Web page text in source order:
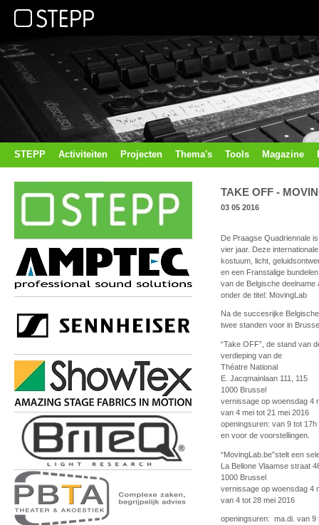
STEPP Activiteiten Projecten Thema's Tools Magazine
TAKE OFF -
03 05 2016
De Praagse Quadriennale
vier jaar. Deze
kostuum, licht,
en een Franstalige
van de Belgische deelname
onder de titel: MovingLab
Na de succesrijke
twee standen voor in
“Take OFF”, de stand van
verdieping van de
Théatre National
E. Jacqmainlaan 111, 115
1000 Brussel
vernissage op woensdag 4
van 4 mei tot 21 mei 2016
openingsuren: van 9 tot 17h
en voor de voorstellingen.
“MovingLab.be”stelt een
La Bellone Vlaamse straat
1000 Brussel
vernissage op woensdag 4
van 4 tot 28 mei 2016
openingsuren: ma.di. van 9